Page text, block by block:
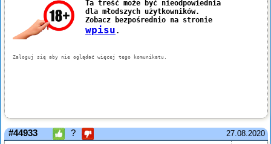
27.08.2020
#44933 ?